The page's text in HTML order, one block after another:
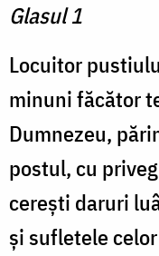
Glasul 1
Locuitor
minuni făcător
Dumnezeu,
postul, cu
cereşti daruri
şi sufletele